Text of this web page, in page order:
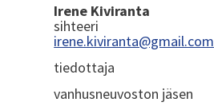
Irene Kiviranta
sihteeri
irene.kiviranta@gmail.com
tiedottaja
vanhusneuvoston jäsen